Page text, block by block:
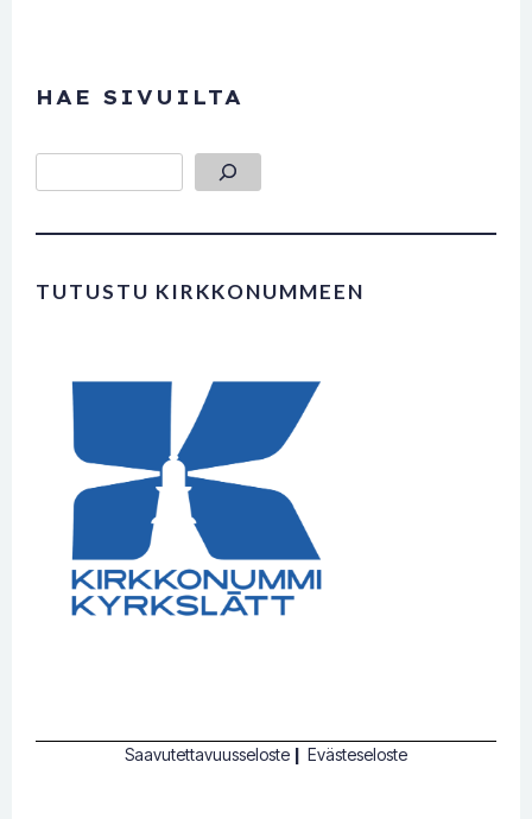
HAE SIVUILTA
TUTUSTU KIRKKONUMMEEN
Saavutettavuusseloste | Evästeseloste